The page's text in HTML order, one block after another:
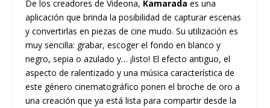
De los creadores de Videona, Kamarada es una
aplicación que brinda la posibilidad de capturar escenas
y convertirlas en piezas de cine mudo. Su utilización es
muy sencilla: grabar, escoger el fondo en blanco y
negro, sepia o azulado y… ¡listo! El efecto antiguo, el
aspecto de ralentizado y una música característica de
este género cinematográfico ponen el broche de oro a
una creación que ya está lista para compartir desde la